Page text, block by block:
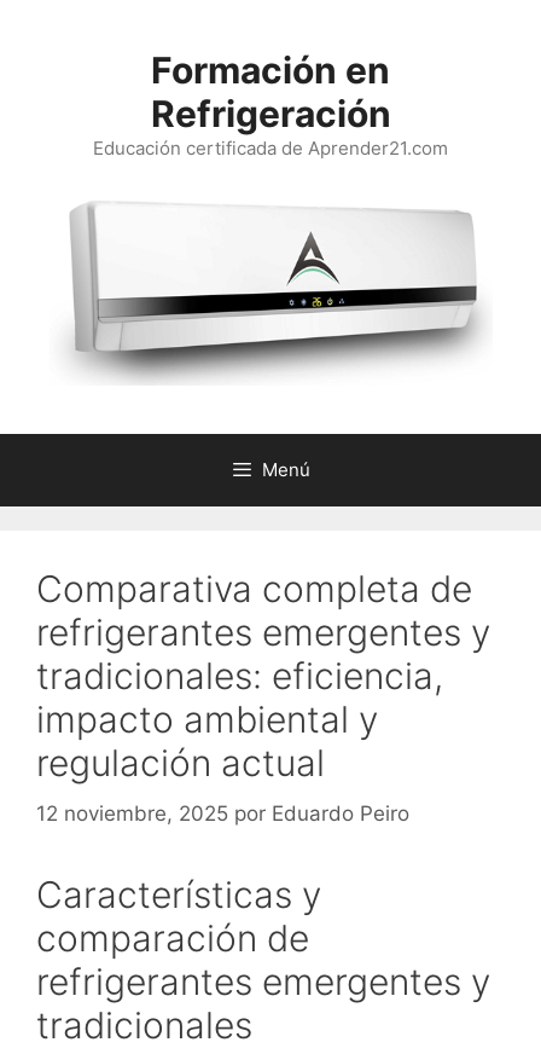
Formación en
Refrigeración
Educación certificada de Aprender21.com
Menú
Comparativa completa de
refrigerantes emergentes y
tradicionales: eficiencia,
impacto ambiental y
regulación actual
12 noviembre, 2025 por Eduardo Peiro
Características y
comparación de
refrigerantes emergentes y
tradicionales